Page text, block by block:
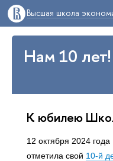
Высшая школа
Нам 10 лет!
К юбилею
12 октября 2024
отметила свой 10-й